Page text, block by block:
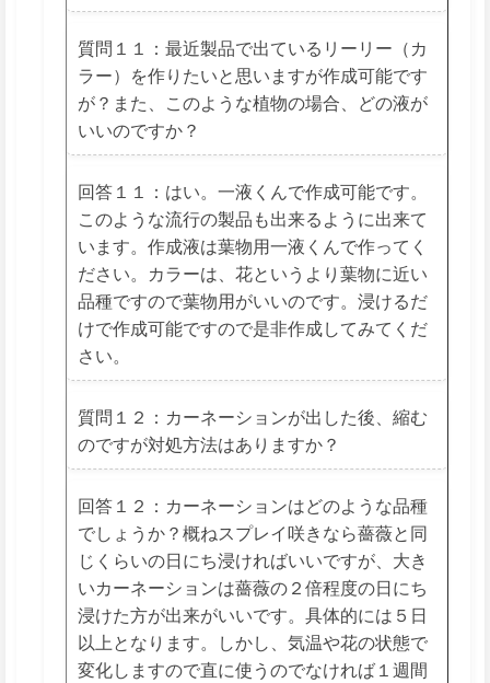
質問１１：最近製品で出ているリーリー（カ
ラー）を作りたいと思いますが作成可能です
が？また、このような植物の場合、どの液が
いいのですか？
回答１１：はい。一液くんで作成可能です。
このような流行の製品も出来るように出来て
います。作成液は葉物用一液くんで作ってく
ださい。カラーは、花というより葉物に近い
品種ですので葉物用がいいのです。浸けるだ
けで作成可能ですので是非作成してみてくだ
さい。
質問１２：カーネーションが出した後、縮む
のですが対処方法はありますか？
回答１２：カーネーションはどのような品種
でしょうか？概ねスプレイ咲きなら薔薇と同
じくらいの日にち浸ければいいですが、大き
いカーネーションは薔薇の２倍程度の日にち
浸けた方が出来がいいです。具体的には５日
以上となります。しかし、気温や花の状態で
変化しますので直に使うのでなければ１週間